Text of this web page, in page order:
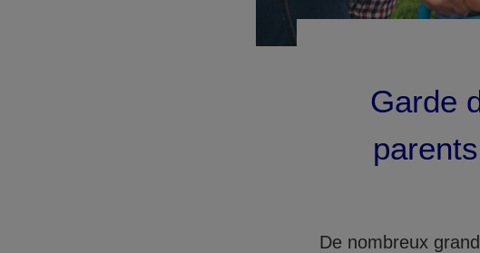
Garde
De nombreux